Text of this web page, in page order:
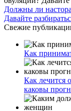
Должны ли
Давайте
Свежие
Как
Как лечится
каковы